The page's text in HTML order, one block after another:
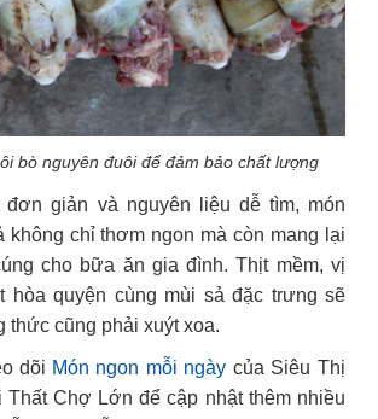
bò nguyên đuôi để đảm bảo chất lượng
giản và nguyên liệu dễ tìm, món
không chỉ thơm ngon mà còn mang lại
cho bữa ăn gia đình. Thịt mềm, vị
hòa quyện cùng mùi sả đặc trưng sẽ
thức cũng phải xuýt xoa.
dõi Món ngon mỗi ngày của Siêu Thị
Chợ Lớn để cập nhật thêm nhiều